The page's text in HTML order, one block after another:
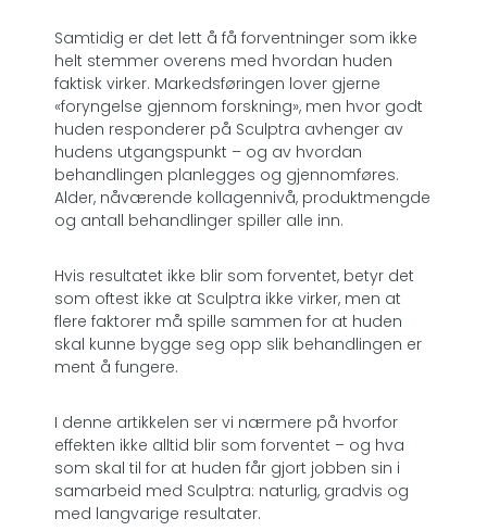
Samtidig er det lett å få forventninger som ikke
helt stemmer overens med hvordan huden
faktisk virker. Markedsføringen lover gjerne
«foryngelse gjennom forskning», men hvor godt
huden responderer på Sculptra avhenger av
hudens utgangspunkt – og av hvordan
behandlingen planlegges og gjennomføres.
Alder, nåværende kollagennivå, produktmengde
og antall behandlinger spiller alle inn.
Hvis resultatet ikke blir som forventet, betyr det
som oftest ikke at Sculptra ikke virker, men at
flere faktorer må spille sammen for at huden
skal kunne bygge seg opp slik behandlingen er
ment å fungere.
I denne artikkelen ser vi nærmere på hvorfor
effekten ikke alltid blir som forventet – og hva
som skal til for at huden får gjort jobben sin i
samarbeid med Sculptra: naturlig, gradvis og
med langvarige resultater.